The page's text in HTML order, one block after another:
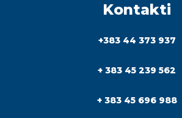
Kontakti
+383 44 373 937
+ 383 45 239 562
+ 383 45 696 988